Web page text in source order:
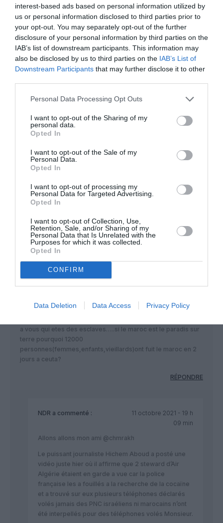
interest-based ads based on personal information utilized by
us or personal information disclosed to third parties prior to
your opt-out. You may separately opt-out of the further
disclosure of your personal information by third parties on the
IAB’s list of downstream participants. This information may
also be disclosed by us to third parties on the IAB’s List of
Downstream Participants that may further disclose it to other
Personal Data Processing Opt Outs
I want to opt-out of the Sharing of my
personal data.
Opted In
I want to opt-out of the Sale of my
Personal Data.
Opted In
I want to opt-out of processing my
Personal Data for Targeted Advertising.
Opted In
I want to opt-out of Collection, Use,
Retention, Sale, and/or Sharing of my
Personal Data that Is Unrelated with the
Purposes for which it was collected.
Opted In
CONFIRM
Data Deletion Data Access Privacy Policy
NDRa commenté :
11 octobre 2021 - 13 h 11
min
Bonne nouvelle, vive la paix
Vive Israel ??, vive la France ??, vive le Maroc ??
les 3 derniers pays antisemites de leur racisme primaire
Amen ?
Au passage, les antisemites exacerbâtres de certains ne font
Rabat en Ambassadeur aujourd’hui même :
https://fr.timesofisrael.com/israel-nomme-david-govrin-
RÉPONDRE
PETER CHEMRAHa commenté :
11 octobre 2021 - 17 h 20
@ ndr,mtp34,ali….a ce que je vois je vous ai blesser dans
votre amour propre…hhhhh….pour votre info je ne suis point
algerien.mais ex marocain et d”ailleurs j’ai dechirer ma carte
sadis,bouzabal sadis,!!! Votre paranoia vous poussent a voir
a vous qui etes des esclaves…..si le maroc est le paradis sur
terre pourquoi 12000
personnes(femmes,enfants,vieillards)ont fuit le maroc en 2
jours a ceuta?
RÉPONDRE
NDR a commenté :
11 octobre 2021 - 19 h
09 min
Allons allons mon ami @chmrakh
Le puissant journaliste Hichem Aboud a posté une
vidéo juste hier où il affirme que 2 steward d’Air
Algérie étaient en garde a vue car la police
française les a fouillés a la recherche de la cocaïne
et a trouvé sur eux plusieurs téléphones déclarés
volés jamais des PNC israéliens ni marocains n’ont
été interpellés pour des téléphones volés Monsieur.